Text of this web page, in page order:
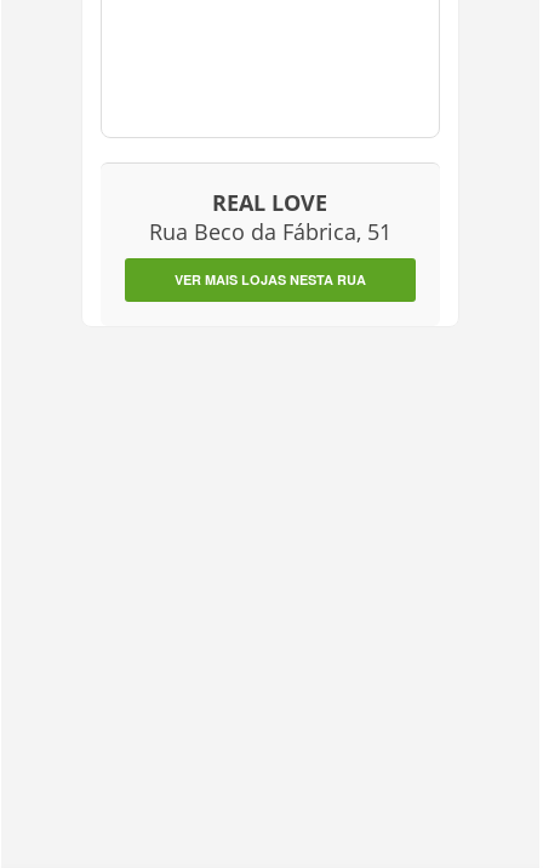
REAL LOVE
Rua Beco da Fábrica, 51
VER MAIS LOJAS NESTA RUA